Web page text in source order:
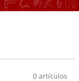
0 artículos